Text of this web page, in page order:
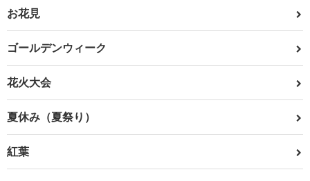
お花見
ゴールデンウィーク
花火大会
夏休み（夏祭り）
紅葉